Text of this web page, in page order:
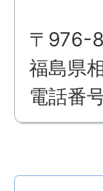
〒976-
福島県
電話番